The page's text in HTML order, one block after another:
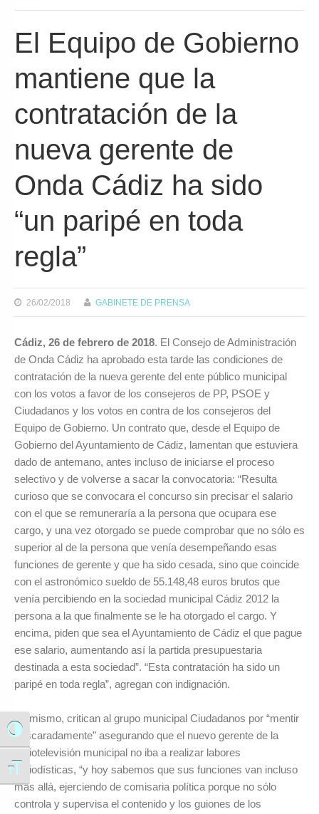
Alternar alto contraste
Alternar tamaño de letra
El Equipo de Gobierno
mantiene que la
contratación de la
nueva gerente de
Onda Cádiz ha sido
“un paripé en toda
regla”
26/02/2018 GABINETE DE PRENSA
Cádiz, 26 de febrero de 2018. El Consejo de Administración
de Onda Cádiz ha aprobado esta tarde las condiciones de
contratación de la nueva gerente del ente público municipal
con los votos a favor de los consejeros de PP, PSOE y
Ciudadanos y los votos en contra de los consejeros del
Equipo de Gobierno. Un contrato que, desde el Equipo de
Gobierno del Ayuntamiento de Cádiz, lamentan que estuviera
dado de antemano, antes incluso de iniciarse el proceso
selectivo y de volverse a sacar la convocatoria: “Resulta
curioso que se convocara el concurso sin precisar el salario
con el que se remuneraría a la persona que ocupara ese
cargo, y una vez otorgado se puede comprobar que no sólo es
superior al de la persona que venía desempeñando esas
funciones de gerente y que ha sido cesada, sino que coincide
con el astronómico sueldo de 55.148,48 euros brutos que
venía percibiendo en la sociedad municipal Cádiz 2012 la
persona a la que finalmente se le ha otorgado el cargo. Y
encima, piden que sea el Ayuntamiento de Cádiz el que pague
ese salario, aumentando así la partida presupuestaria
destinada a esta sociedad”. “Esta contratación ha sido un
paripé en toda regla”, agregan con indignación.
Asimismo, critican al grupo municipal Ciudadanos por “mentir
descaradamente” asegurando que el nuevo gerente de la
radiotelevisión municipal no iba a realizar labores
periodísticas, “y hoy sabemos que sus funciones van incluso
más allá, ejerciendo de comisaria política porque no sólo
controla y supervisa el contenido y los guiones de los